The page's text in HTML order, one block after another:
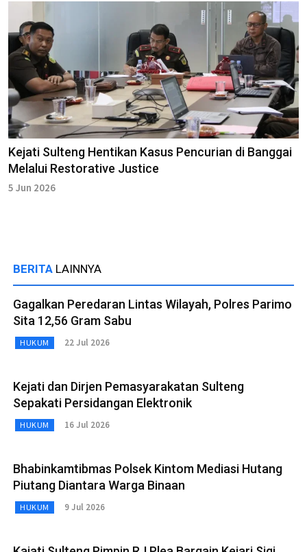
Kejati Sulteng Hentikan Kasus Pencurian di Banggai
Melalui Restorative Justice
5 Jun 2026
BERITA LAINNYA
Gagalkan Peredaran Lintas Wilayah, Polres Parimo
Sita 12,56 Gram Sabu
HUKUM 22 Jul 2026
Kejati dan Dirjen Pemasyarakatan Sulteng
Sepakati Persidangan Elektronik
HUKUM 16 Jul 2026
Bhabinkamtibmas Polsek Kintom Mediasi Hutang
Piutang Diantara Warga Binaan
HUKUM 9 Jul 2026